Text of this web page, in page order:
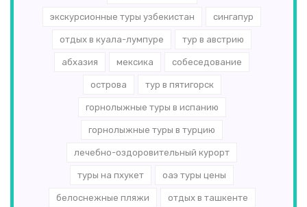
экскурсионные туры узбекистан сингапур
отдых в куала-лумпуре тур в австрию
абхазия мексика собеседование
острова тур в пятигорск
горнолыжные туры в испанию
горнолыжные туры в турцию
лечебно-оздоровительный курорт
туры на пхукет оаэ туры цены
белоснежные пляжи отдых в ташкенте